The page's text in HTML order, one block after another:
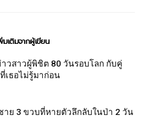
มเติมจากผู้เขียน
วสาวผู้พิชิต 80 วันรอบโลก กับคู่
เธอไม่รู้มาก่อน
าย 3 ขวบที่หายตัวลึกลับในป่า 2 วัน